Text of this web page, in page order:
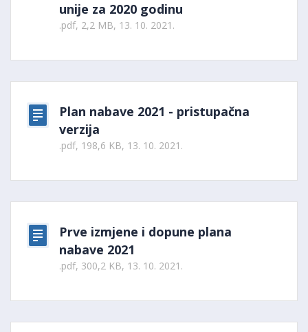
unije za 2020 godinu
.pdf, 2,2 MB, 13. 10. 2021.
Plan nabave 2021 - pristupačna
verzija
.pdf, 198,6 KB, 13. 10. 2021.
Prve izmjene i dopune plana
nabave 2021
.pdf, 300,2 KB, 13. 10. 2021.